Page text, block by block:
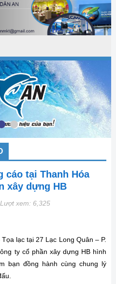
cáo tại Thanh Hóa
xây dựng HB
Lượt xem: 6,325
lạc tại 27 Lạc Long Quân – P.
ty cổ phần xây dựng HB hình
bạn đồng hành cùng chung lý